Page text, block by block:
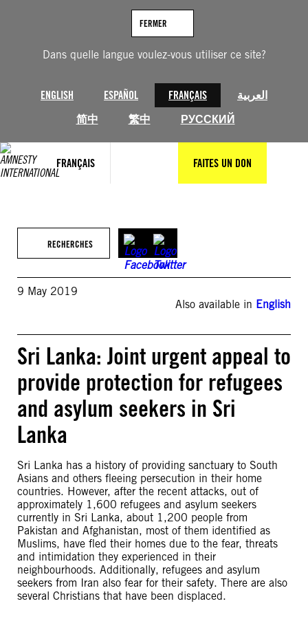
Dans quelle langue voulez-vous utiliser ce site?
ENGLISH ESPAÑOL FRANÇAIS
العربية
简中
繁中 РУССКИЙ
FERMER
FRANÇAIS FAITES UN DON
RECHERCHES
9 May 2019
Also available in English
Sri Lanka: Joint urgent appeal to
provide protection for refugees
and asylum seekers in Sri
Lanka
Sri Lanka has a history of providing sanctuary to South
Asians and others fleeing persecution in their home
countries. However, after the recent attacks, out of
approximately 1,600 refugees and asylum seekers
currently in Sri Lanka, about 1,200 people from
Pakistan and Afghanistan, most of them identified as
Muslims, have fled their homes due to the fear, threats
and intimidation they experienced in their
neighbourhoods. Additionally, refugees and asylum
seekers from Iran also fear for their safety. There are also
several Christians that have been displaced.